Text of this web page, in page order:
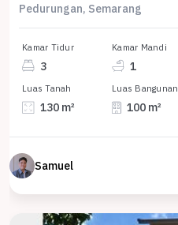
Pedurungan, Semarang
Kamar Tidur
3
Kamar Mandi
1
Luas Tanah
130 m²
Luas Bangunan
100 m²
Samuel